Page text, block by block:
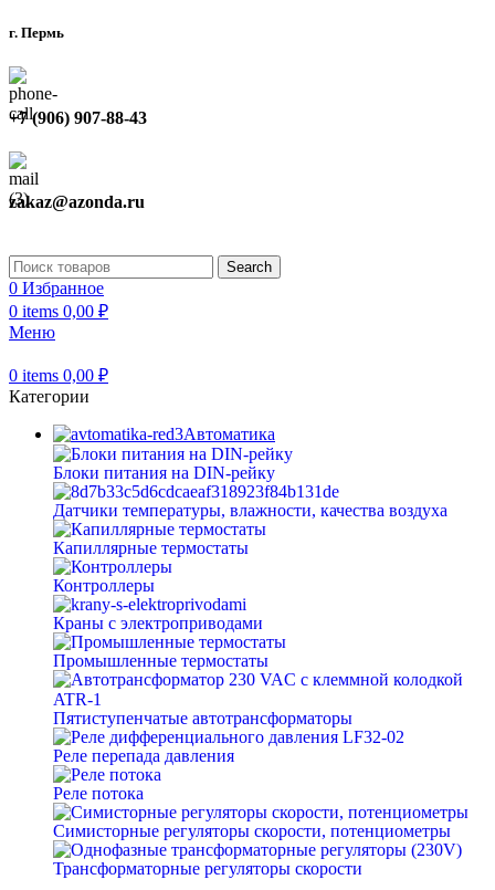
г. Пермь
+7 (906) 907-88-43
zakaz@azonda.ru
Search
0 Избранное
0 items 0,00 ₽
Меню
0 items 0,00 ₽
Категории
Автоматика
Блоки питания на DIN-рейку
Датчики температуры, влажности, качества воздуха
Капиллярные термостаты
Контроллеры
Краны с электроприводами
Промышленные термостаты
Пятиступенчатые автотрансформаторы
Реле перепада давления
Реле потока
Симисторные регуляторы скорости, потенциометры
Трансформаторные регуляторы скорости